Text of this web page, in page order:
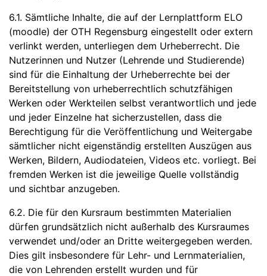
6.1. Sämtliche Inhalte, die auf der Lernplattform ELO
(moodle) der OTH Regensburg eingestellt oder extern
verlinkt werden, unterliegen dem Urheberrecht. Die
Nutzerinnen und Nutzer (Lehrende und Studierende)
sind für die Einhaltung der Urheberrechte bei der
Bereitstellung von urheberrechtlich schutzfähigen
Werken oder Werkteilen selbst verantwortlich und jede
und jeder Einzelne hat sicherzustellen, dass die
Berechtigung für die Veröffentlichung und Weitergabe
sämtlicher nicht eigenständig erstellten Auszügen aus
Werken, Bildern, Audiodateien, Videos etc. vorliegt. Bei
fremden Werken ist die jeweilige Quelle vollständig
und sichtbar anzugeben.
6.2. Die für den Kursraum bestimmten Materialien
dürfen grundsätzlich nicht außerhalb des Kursraumes
verwendet und/oder an Dritte weitergegeben werden.
Dies gilt insbesondere für Lehr- und Lernmaterialien,
die von Lehrenden erstellt wurden und für